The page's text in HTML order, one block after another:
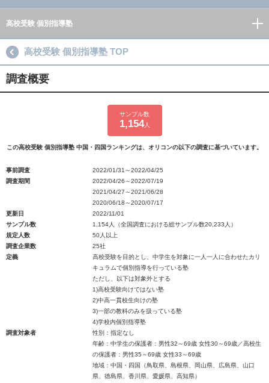
高校受験 個別指導塾
高校受験 個別指導塾 TOP
調査概要
サンプル数
1,154人
この高校受験 個別指導塾 中国・四国ランキングは、オリコンの以下の調査に基づいています。
事前調査
2022/01/31～2022/04/25
調査期間
2022/04/26～2022/07/19
2021/04/27～2021/06/28
2020/06/18～2020/07/17
更新日
2022/11/01
サンプル数
1,154人（全国調査における総サンプル数20,233人）
規定人数
50人以上
調査企業数
25社
定義
高校受験を目的とし、中学生を対象に一人一人に合わせたカリ
キュラムで個別指導を行っている塾
ただし、以下は対象外とする
1)高校受験向けではない塾
2)中高一貫校生向けの塾
3)一部の教科のみを扱っている塾
4)学校内個別指導塾
調査対象者
性別：指定なし
年齢：中学生の保護者：男性32～69歳 女性30～69歳／高校生
の保護者：男性35～69歳 女性33～69歳
地域：中国・四国（鳥取県、島根県、岡山県、広島県、山口
県、徳島県、香川県、愛媛県、高知県）